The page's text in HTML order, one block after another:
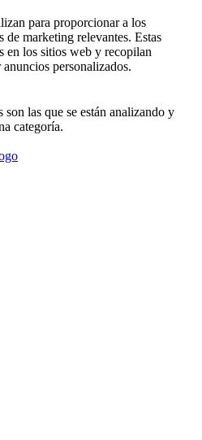
para proporcionar a los
de marketing relevantes. Estas
en los sitios web y recopilan
personalizados.
las que se están analizando y
categoría.